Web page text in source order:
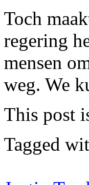
Toch
regering
mensen
weg. We
This post
Tagged